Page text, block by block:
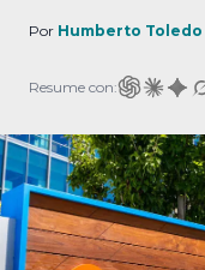
Por Humberto Toledo
Resume con: